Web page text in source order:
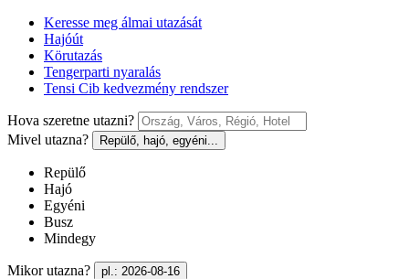
Keresse meg álmai utazását
Hajóút
Körutazás
Tengerparti nyaralás
Tensi Cib kedvezmény rendszer
Hova szeretne utazni?
Mivel utazna?
Repülő, hajó, egyéni...
Repülő
Hajó
Egyéni
Busz
Mindegy
Mikor utazna? pl.: 2026-08-16